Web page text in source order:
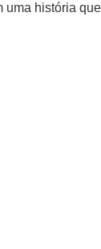
história